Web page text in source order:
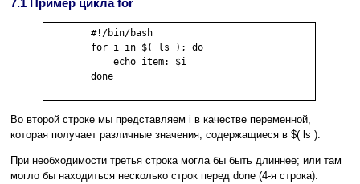
7.1 Пример цикла for
        #!/bin/bash
        for i in $( ls ); do
            echo item: $i
        done
Во второй строке мы представляем i в качестве переменной,
которая получает различные значения, содержащиеся в $( ls ).
При необходимости третья строка могла бы быть длиннее; или там
могло бы находиться несколько строк перед done (4-я строка).